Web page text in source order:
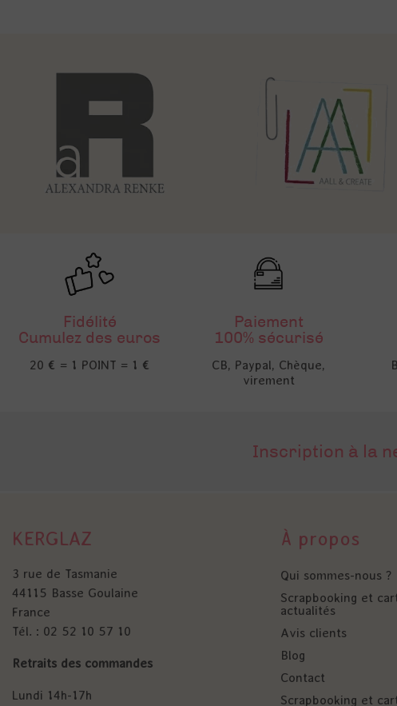
Fidélité
Cumulez des euros
20 € = 1 POINT = 1 €
Paiement
100% sécurisé
CB, Paypal, Chèque,
virement
Inscription à la
KERGLAZ
3 rue de Tasmanie
44115 Basse Goulaine
France
Tél. : 02 52 10 57 10
Retraits des commandes
Lundi 14h-17h
À propos
Qui sommes-nous ?
Scrapbooking et
actualités
Avis clients
Blog
Contact
Scrapbooking et